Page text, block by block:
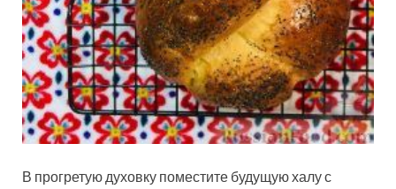
В прогретую духовку поместите будущую халу с